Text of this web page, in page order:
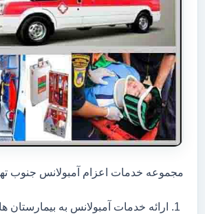
مجموعه خدمات اعزام آمبولانس جنوب
ارائه خدمات آمبولانس به بیمارستان